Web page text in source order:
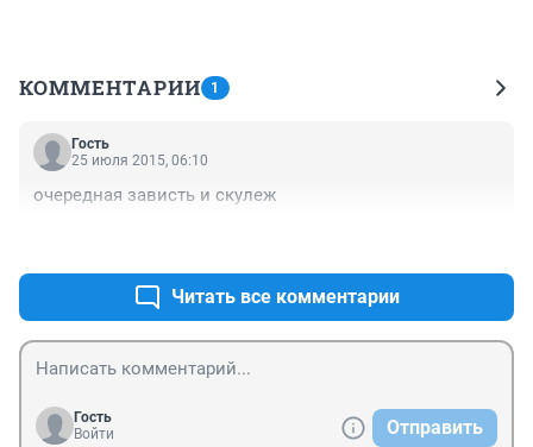
КОММЕНТАРИИ 1
Гость
25 июля 2015, 06:10
очередная зависть и скулеж
Читать все комментарии
Гость
Войти
Отправить